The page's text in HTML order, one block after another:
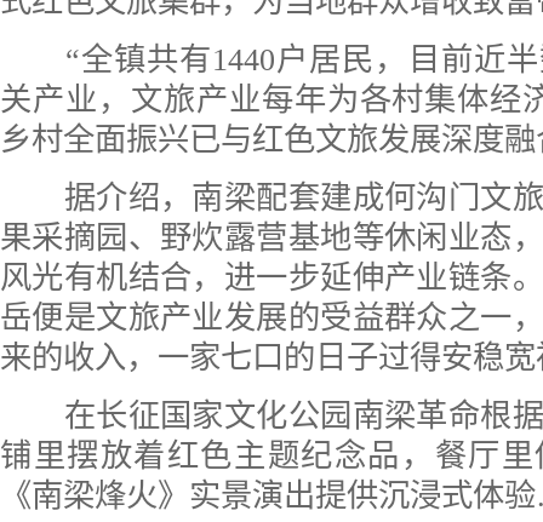
“全镇共有1440户居民，目前近半
关产业，文旅产业每年为各村集体经
乡村全面振兴已与红色文旅发展深度
据介绍，南梁配套建成何沟门文旅
果采摘园、野炊露营基地等休闲业态
风光有机结合，进一步延伸产业链条
岳便是文旅产业发展的受益群众之一
来的收入，一家七口的日子过得安稳
在长征国家文化公园南梁革命根据
铺里摆放着红色主题纪念品，餐厅
《南梁烽火》实景演出提供沉浸式体